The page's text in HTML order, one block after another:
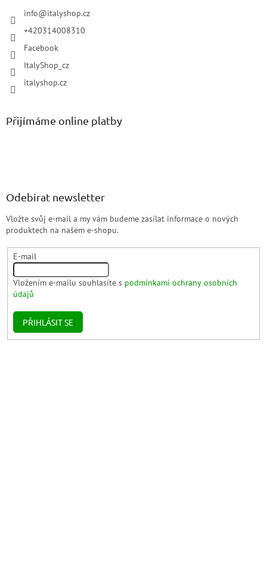
info@italyshop.cz
+420314008310
Facebook
ItalyShop_cz
italyshop.cz
Přijímáme online platby
Odebírat newsletter
Vložte svůj e-mail a my vám budeme zasílat informace o nových
produktech na našem e-shopu.
E-mail
Vložením e-mailu souhlasíte s podmínkami ochrany osobních
údajů
PŘIHLÁSIT SE